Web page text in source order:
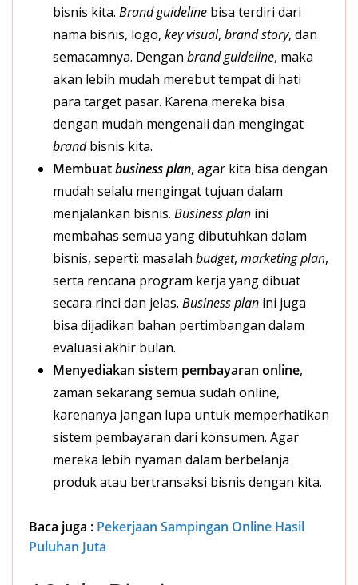
bisnis kita. Brand guideline bisa terdiri dari
nama bisnis, logo, key visual, brand story, dan
semacamnya. Dengan brand guideline, maka
akan lebih mudah merebut tempat di hati
para target pasar. Karena mereka bisa
dengan mudah mengenali dan mengingat
brandbisnis kita.
Membuatbusiness plan, agar kita bisa dengan
mudah selalu mengingat tujuan dalam
menjalankan bisnis. Business plan ini
membahas semua yang dibutuhkan dalam
bisnis, seperti: masalah budget, marketingplan,
serta rencana program kerja yang dibuat
secara rinci dan jelas. Business plan ini juga
bisa dijadikan bahan pertimbangan dalam
evaluasi akhir bulan.
Menyediakan sistem pembayaran online,
zaman sekarang semua sudah online,
karenanya jangan lupa untuk memperhatikan
sistem pembayaran dari konsumen. Agar
mereka lebih nyaman dalam berbelanja
produk atau bertransaksi bisnis dengan kita.
Baca juga : Pekerjaan Sampingan Online Hasil
Puluhan Juta